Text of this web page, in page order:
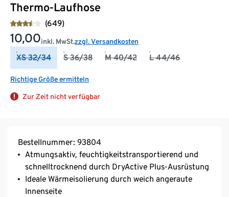
Thermo-Laufhose
(649)
10,00inkl. MwSt.zzgl. Versandkosten
XS 32/34 S 36/38 M 40/42 L 44/46
Richtige Größe ermitteln
Zur Zeit nicht verfügbar
Bestellnummer: 93804
Atmungsaktiv, feuchtigkeitstransportierend und
schnelltrocknend durch DryActive Plus-Ausrüstung
Ideale Wärmeisolierung durch weich angeraute
Innenseite